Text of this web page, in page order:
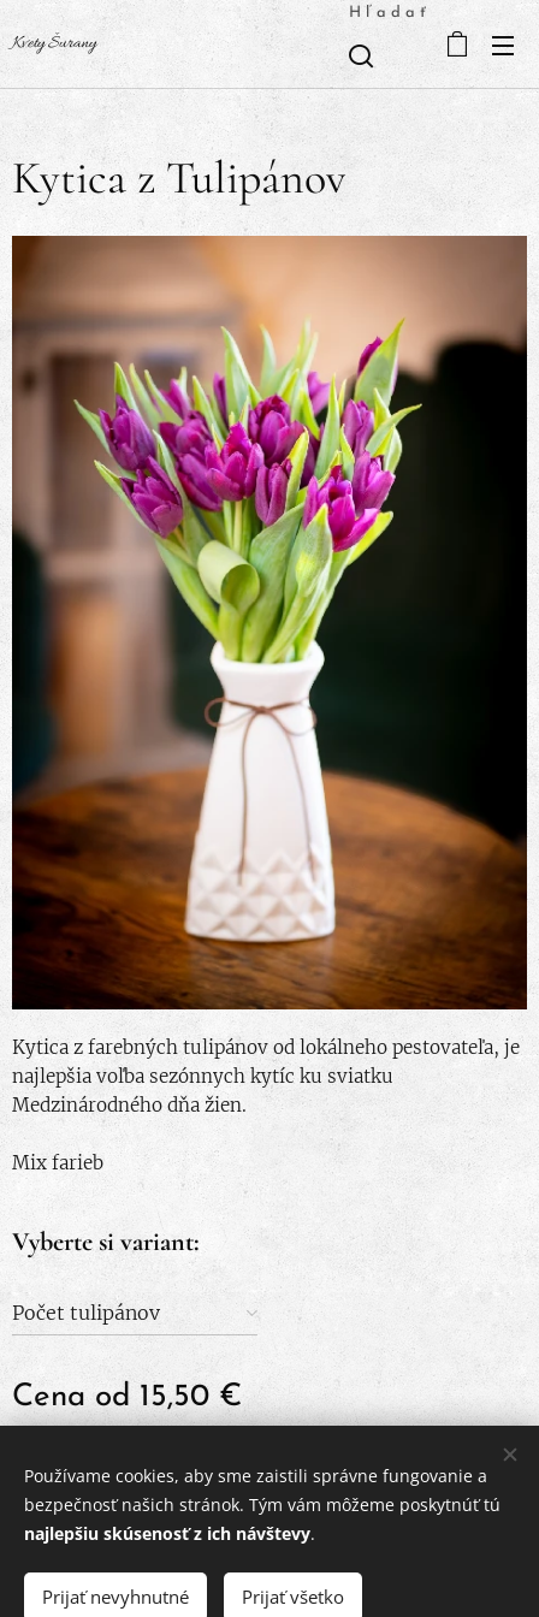
Kvety Šurany
Hľadať
Kytica z Tulipánov
Kytica z farebných tulipánov od lokálneho pestovateľa, je
najlepšia voľba sezónnych kytíc ku sviatku
Medzinárodného dňa žien.
Mix farieb
Vyberte si variant:
Počet tulipánov
Cena od 15,50 €
© 2024 Všetky práva vyhradené
Obchodné podmienky|Ochrana osobných údajov
Cookies
Používame cookies, aby sme zaistili správne fungovanie a
bezpečnosť našich stránok. Tým vám môžeme poskytnúť tú
najlepšiu skúsenosť z ich návštevy.
Prijať nevyhnutné Prijať všetko